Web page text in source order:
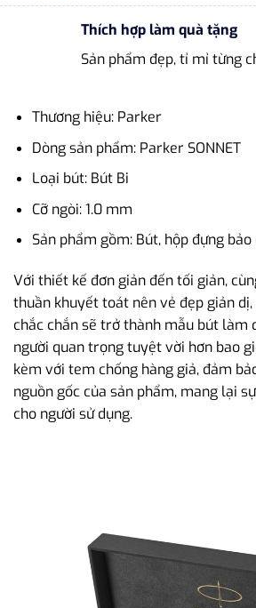
Thích hợp làm quà tặng
Sản phẩm đẹp, tỉ mỉ từng
Thương hiệu: Parker
Dòng sản phẩm: Parker SONNET
Loại bút: Bút Bi
Cỡ ngòi: 1.0 mm
Sản phẩm gồm: Bút, hộp đựng
Với thiết kế đơn giản đến tối giản,
thuần khuyết toát nên vẻ đẹp giản
chắc chắn sẽ trở thành mẫu bút làm
người quan trọng tuyệt vời hơn bao
kèm với tem chống hàng giả, đảm
nguồn gốc của sản phẩm, mang lại
cho người sử dụng.